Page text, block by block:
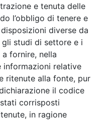
e tenuta delle
l’obbligo di tenere e
diverse da
studi di settore e i
fornire, nella
informazioni relative
ritenute alla fonte, pur
il codice
corrisposti
in ragione